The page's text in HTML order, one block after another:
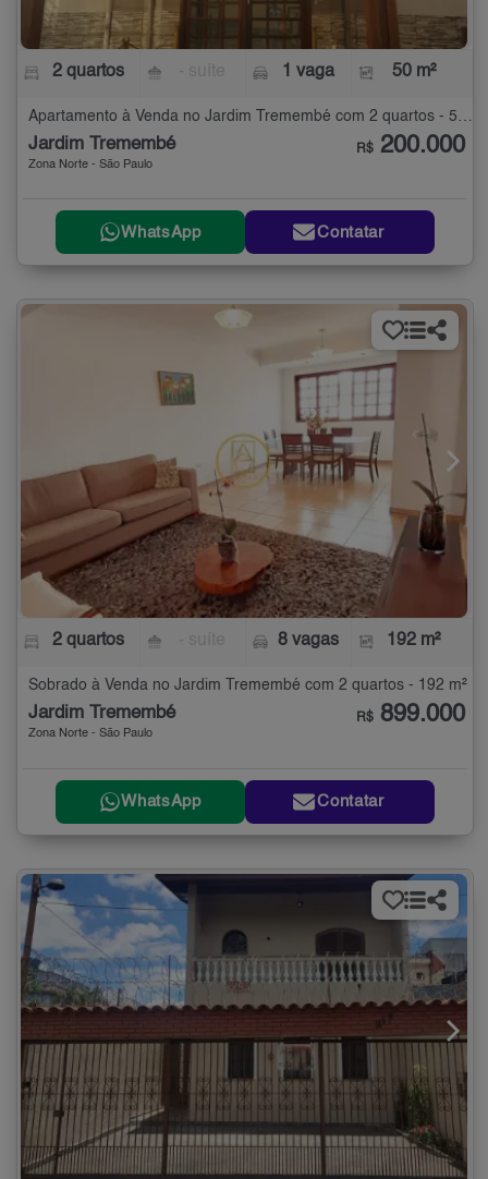
2 quartos 1 vaga 50 m²
Apartamento à Venda no Jardim Tremembé com 2 quartos - 50 m²
Jardim Tremembé
Zona Norte - São Paulo
R$ 200.000
WhatsApp Contatar
2 quartos 8 vagas 192 m²
Sobrado à Venda no Jardim Tremembé com 2 quartos - 192 m²
Jardim Tremembé
Zona Norte - São Paulo
R$ 899.000
WhatsApp Contatar